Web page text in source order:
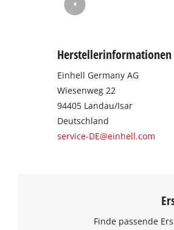
Herstellerinformationen
Einhell Germany AG
Wiesenweg 22
94405 Landau/Isar
Deutschland
service-DE@einhell.com
Finde passende